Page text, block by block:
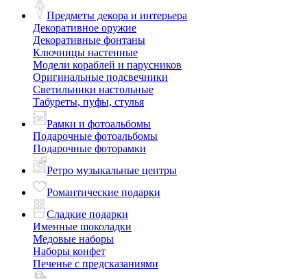
Предметы декора и интерьера
Декоративное оружие
Декоративные фонтаны
Ключницы настенные
Модели кораблей и парусников
Оригинальные подсвечники
Светильники настольные
Табуреты, пуфы, стулья
Рамки и фотоальбомы
Подарочные фотоальбомы
Подарочные фоторамки
Ретро музыкальные центры
Романтические подарки
Сладкие подарки
Именные шоколадки
Медовые наборы
Наборы конфет
Печенье с предсказаниями